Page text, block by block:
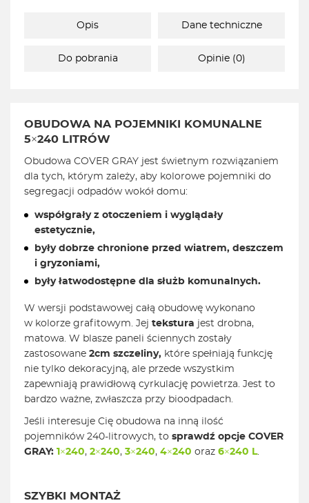
Opis Dane techniczne
Do pobrania Opinie (0)
OBUDOWA NA POJEMNIKI KOMUNALNE
5×240 LITRÓW
Obudowa COVER GRAY jest świetnym rozwiązaniem
dla tych, którym zależy, aby kolorowe pojemniki do
segregacji odpadów wokół domu:
współgrały z otoczeniem i wyglądały
estetycznie,
były dobrze chronione przed wiatrem, deszczem
i gryzoniami,
były łatwodostępne dla służb komunalnych.
W wersji podstawowej całą obudowę wykonano
w kolorze grafitowym. Jej tekstura jest drobna,
matowa. W blasze paneli ściennych zostały
zastosowane 2cm szczeliny, które spełniają funkcję
nie tylko dekoracyjną, ale przede wszystkim
zapewniają prawidłową cyrkulację powietrza. Jest to
bardzo ważne, zwłaszcza przy bioodpadach.
Jeśli interesuje Cię obudowa na inną ilość
pojemników 240-litrowych, to sprawdź opcje COVER
GRAY: 1×240, 2×240, 3×240, 4×240 oraz 6×240 L.
SZYBKI MONTAŻ